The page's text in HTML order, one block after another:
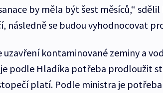
by měla být šest měsíců,“
následně se budou vyhodnocovat
uzavření kontaminované zeminy a
podle Hladíka potřeba prodloužit
platí. Podle ministra je